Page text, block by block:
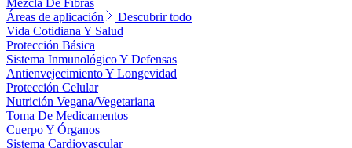
Mezcla De Fibras
Áreas de aplicación
Descubrir todo
Vida Cotidiana Y Salud
Protección Básica
Sistema Inmunológico Y Defensas
Antienvejecimiento Y Longevidad
Protección Celular
Nutrición Vegana/Vegetariana
Toma De Medicamentos
Cuerpo Y Órganos
Sistema Cardiovascular